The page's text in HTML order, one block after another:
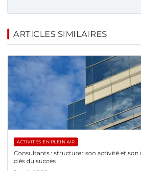
ARTICLES SIMILAIRES
ACTIVITÉS EN PLEIN AIR
Consultants : structurer son activité et son
clés du succès